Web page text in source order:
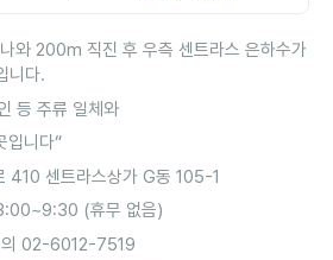
와 200m 직진 후 우측 센트라스 은하수가
니다.
등 주류 일체와
입니다“
410 센트라스상가 G동 105-1
(휴무 없음)
02-6012-7519